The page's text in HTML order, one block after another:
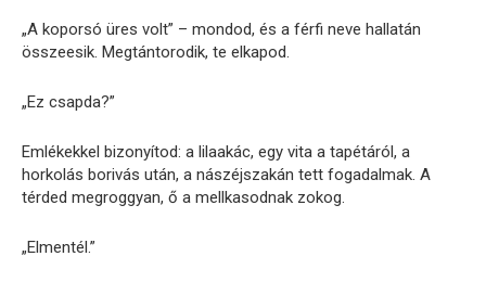
„A koporsó üres volt” – mondod, és a férfi neve hallatán
összeesik. Megtántorodik, te elkapod.
„Ez csapda?”
Emlékekkel bizonyítod: a lilaakác, egy vita a tapétáról, a
horkolás borivás után, a nászéjszakán tett fogadalmak. A
térded megroggyan, ő a mellkasodnak zokog.
„Elmentél.”